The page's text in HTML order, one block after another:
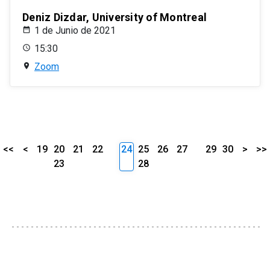
Deniz Dizdar, University of Montreal
1 de Junio de 2021
15:30
Zoom
<< < 19 20 21
22
23
24 25 26
27
28
29 30 > >>